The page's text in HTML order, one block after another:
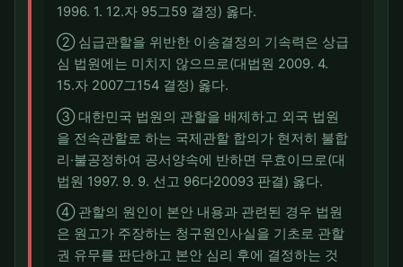
1996. 1. 12.자 95그59 결정) 옳다.
② 심급관할을 위반한 이송결정의 기속력은 상급
심 법원에는 미치지 않으므로(대법원 2009. 4.
15.자 2007그154 결정) 옳다.
③ 대한민국 법원의 관할을 배제하고 외국 법원
을 전속관할로 하는 국제관할 합의가 현저히 불합
리·불공정하여 공서양속에 반하면 무효이므로(대
법원 1997. 9. 9. 선고 96다20093 판결) 옳다.
④ 관할의 원인이 본안 내용과 관련된 경우 법원
은 원고가 주장하는 청구원인사실을 기초로 관할
권 유무를 판단하고 본안 심리 후에 결정하는 것